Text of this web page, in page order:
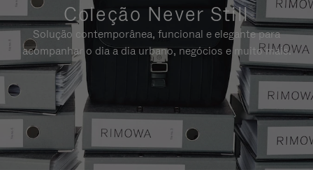
Coleção Never Still
Solução contemporânea, funcional e elegante para
acompanhar o dia a dia urbano, negócios e muito mais.